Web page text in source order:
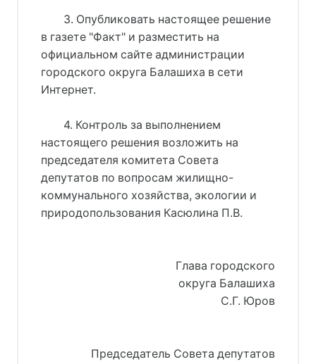
3. Опубликовать настоящее решение
в газете "Факт" и разместить на
официальном сайте администрации
городского округа Балашиха в сети
Интернет.
4. Контроль за выполнением
настоящего решения возложить на
председателя комитета Совета
депутатов по вопросам жилищно-
коммунального хозяйства, экологии и
природопользования Касюлина П.В.
Глава городского
округа Балашиха
С.Г. Юров
Председатель Совета депутатов